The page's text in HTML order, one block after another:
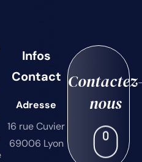
Infos
Contact
Adresse
16 rue Cuvier
69006 Lyon
nous